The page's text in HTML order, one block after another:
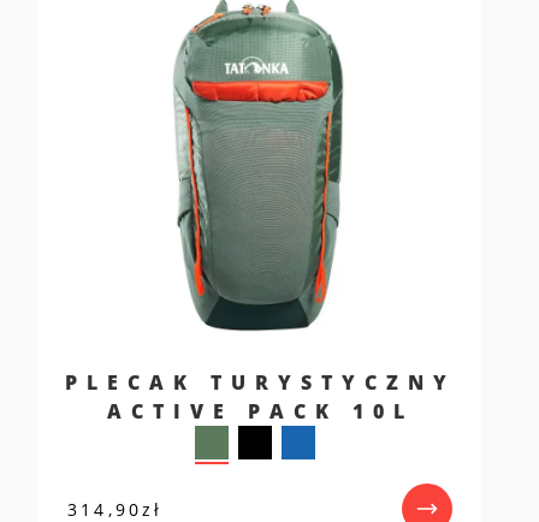
PLECAK TURYSTYCZNY
ACTIVE PACK 10L
314,90zł